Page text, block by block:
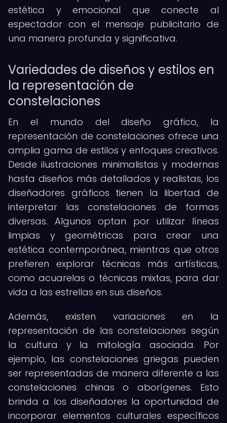
estética y emocional que conecte al
espectador con el mensaje publicitario de
una manera profunda y significativa.
Variedades de diseños y estilos en
la representación de
constelaciones
En el mundo del diseño gráfico, la
representación de constelaciones ofrece una
amplia gama de estilos y enfoques creativos.
Desde ilustraciones minimalistas y modernas
hasta diseños más detallados y realistas, los
diseñadores gráficos tienen la libertad de
interpretar las constelaciones de formas
diversas. Algunos optan por utilizar líneas
limpias y geométricas para crear una
estética contemporánea, mientras que otros
prefieren explorar técnicas más artísticas,
como acuarelas o técnicas mixtas, para dar
vida a las estrellas en sus diseños.
Además, existen variaciones en la
representación de las constelaciones según
la cultura y la mitología asociada. Por
ejemplo, las constelaciones griegas pueden
ser representadas de manera diferente a las
constelaciones chinas o aborígenes. Esto
brinda a los diseñadores la oportunidad de
incorporar elementos culturales específicos